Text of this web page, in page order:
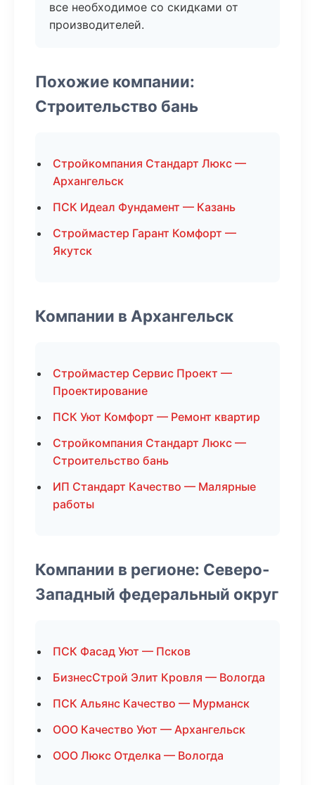
все необходимое со скидками от
производителей.
Похожие компании:
Строительство бань
Стройкомпания Стандарт Люкс —
Архангельск
ПСК Идеал Фундамент — Казань
Строймастер Гарант Комфорт —
Якутск
Компании в Архангельск
Строймастер Сервис Проект —
Проектирование
ПСК Уют Комфорт — Ремонт квартир
Стройкомпания Стандарт Люкс —
Строительство бань
ИП Стандарт Качество — Малярные
работы
Компании в регионе: Северо-
Западный федеральный округ
ПСК Фасад Уют — Псков
БизнесСтрой Элит Кровля — Вологда
ПСК Альянс Качество — Мурманск
ООО Качество Уют — Архангельск
ООО Люкс Отделка — Вологда